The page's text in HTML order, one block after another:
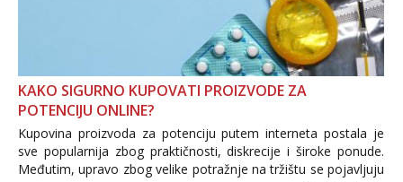
KAKO SIGURNO KUPOVATI PROIZVODE ZA
POTENCIJU ONLINE?
Kupovina proizvoda za potenciju putem interneta postala je
sve popularnija zbog praktičnosti, diskrecije i široke ponude.
Međutim, upravo zbog velike potražnje na tržištu se pojavljuju